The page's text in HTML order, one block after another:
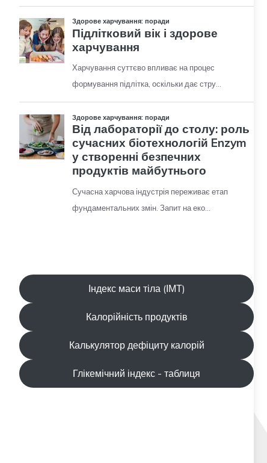
Індекс маси тіла (ІМТ)
Калорійність продуктів
Калькулятор дефіциту калорій
Глікемічний індекс - таблиця